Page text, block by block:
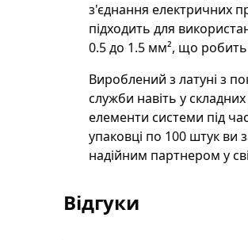
з'єднання електричних
підходить для
0.5 до 1.5 мм², що робить
Вироблений з латуні з
служби навіть у
елементи системи під
упаковці по 100 штук ви
надійним партнером у
Відгуки